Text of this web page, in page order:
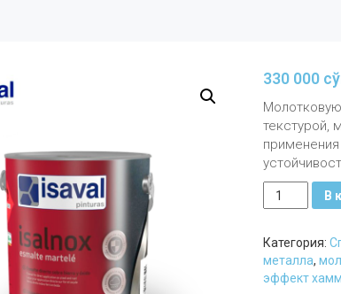
330 000
текстурой,
Количество
Молотковая
Isalnox
esmalte
martele,
В
Категория:
металла,
эффект